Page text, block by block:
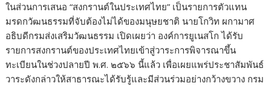
ในส่วนการเสนอ “สงกรานต์ในประเทศไทย” เป็นรายการตัวแทน
มรดกวัฒนธรรมที่จับต้องไม่ได้ของมนุษยชาติ นายโกวิท ผกามาศ
อธิบดีกรมส่งเสริมวัฒนธรรม เปิดเผยว่า องค์การยูเนสโก ได้รับ
รายการสงกรานต์ของประเทศไทยเข้าสู่วาระการพิจารณาขึ้น
ทะเบียนในช่วงปลายปี พ.ศ. ๒๕๖๖ นี้แล้ว เพื่อเผยแพร่ประชาสัมพันธ์
วาระดังกล่าวให้สาธารณะได้รับรู้และมีส่วนร่วมอย่างกว้างขวาง กรม